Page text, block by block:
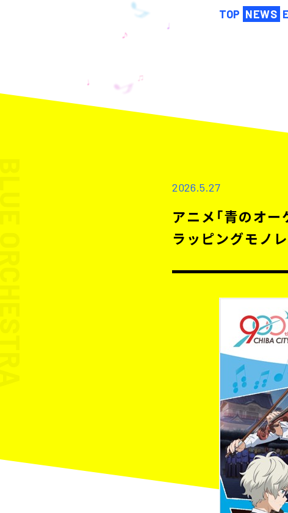
TOP NEWS
2026.5.27
アニメ「青のオー
ラッピングモノ